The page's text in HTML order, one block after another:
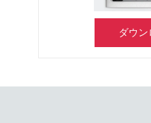
ダウン